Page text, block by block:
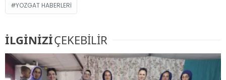
YOZGAT HABERLERI
İLGİNİZİÇEKEBİLİR